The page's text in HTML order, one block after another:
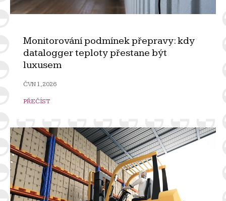
Monitorování podmínek přepravy: kdy
datalogger teploty přestane být
luxusem
ČVN 1, 2026
PŘEČÍST